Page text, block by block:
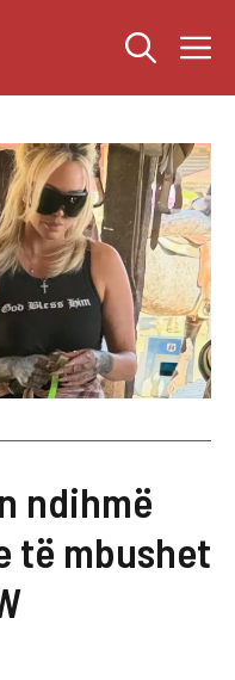
ndihmë
të mbushet